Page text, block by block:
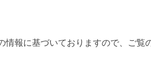
報に基づいておりますので、ご覧